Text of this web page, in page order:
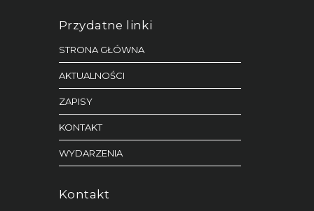
Przydatne linki
STRONA GŁÓWNA
AKTUALNOŚCI
ZAPISY
KONTAKT
WYDARZENIA
Kontakt